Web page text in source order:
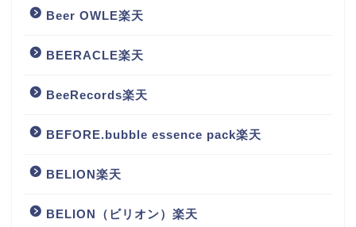
Beer OWLE楽天
BEERACLE楽天
BeeRecords楽天
BEFORE.bubble essence pack楽天
BELION楽天
BELION（ビリオン）楽天